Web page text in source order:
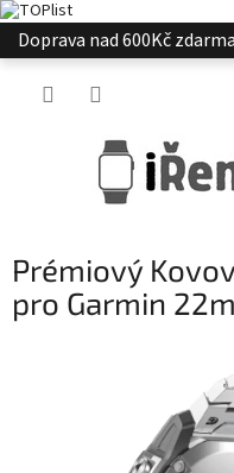
Přejít
na
Doprava nad 600Kč
Prémiový
pro Garmin